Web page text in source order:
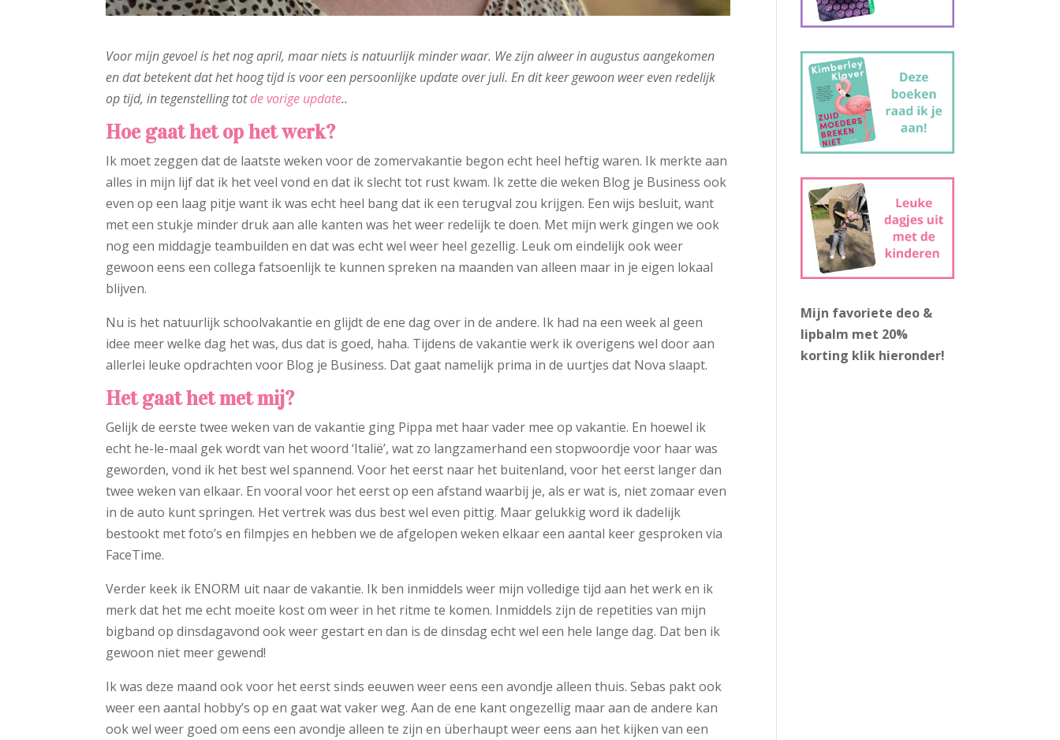
Voor mijn gevoel is het nog april, maar niets is natuurlijk minder waar. We zijn alweer in augustus aangekomen
en dat betekent dat het hoog tijd is voor een persoonlijke update over juli. En dit keer gewoon weer even redelijk
op tijd, in tegenstelling totde vorige update..
Hoe gaat het op het werk?
Ik moet zeggen dat de laatste weken voor de zomervakantie begon echt heel heftig waren. Ik merkte aan
alles in mijn lijf dat ik het veel vond en dat ik slecht tot rust kwam. Ik zette die weken Blog je Business ook
even op een laag pitje want ik was echt heel bang dat ik een terugval zou krijgen. Een wijs besluit, want
met een stukje minder druk aan alle kanten was het weer redelijk te doen. Met mijn werk gingen we ook
nog een middagje teambuilden en dat was echt wel weer heel gezellig. Leuk om eindelijk ook weer
gewoon eens een collega fatsoenlijk te kunnen spreken na maanden van alleen maar in je eigen lokaal
blijven.
Nu is het natuurlijk schoolvakantie en glijdt de ene dag over in de andere. Ik had na een week al geen
idee meer welke dag het was, dus dat is goed, haha. Tijdens de vakantie werk ik overigens wel door aan
allerlei leuke opdrachten voor Blog je Business. Dat gaat namelijk prima in de uurtjes dat Nova slaapt.
Het gaat het met mij?
Gelijk de eerste twee weken van de vakantie ging Pippa met haar vader mee op vakantie. En hoewel ik
echt he-le-maal gek wordt van het woord ‘Italië’, wat zo langzamerhand een stopwoordje voor haar was
geworden, vond ik het best wel spannend. Voor het eerst naar het buitenland, voor het eerst langer dan
twee weken van elkaar. En vooral voor het eerst op een afstand waarbij je, als er wat is, niet zomaar even
in de auto kunt springen. Het vertrek was dus best wel even pittig. Maar gelukkig word ik dadelijk
bestookt met foto’s en filmpjes en hebben we de afgelopen weken elkaar een aantal keer gesproken via
FaceTime.
Verder keek ik ENORM uit naar de vakantie. Ik ben inmiddels weer mijn volledige tijd aan het werk en ik
merk dat het me echt moeite kost om weer in het ritme te komen. Inmiddels zijn de repetities van mijn
bigband op dinsdagavond ook weer gestart en dan is de dinsdag echt wel een hele lange dag. Dat ben ik
gewoon niet meer gewend!
Ik was deze maand ook voor het eerst sinds eeuwen weer eens een avondje alleen thuis. Sebas pakt ook
weer een aantal hobby’s op en gaat wat vaker weg. Aan de ene kant ongezellig maar aan de andere kan
ook wel weer goed om eens een avondje alleen te zijn en überhaupt weer eens aan het kijken van een
Mijn favoriete deo &
lipbalm met 20%
korting klik hieronder!